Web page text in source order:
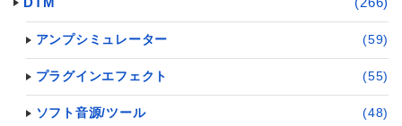
アンプシミュレーター (59)
プラグインエフェクト (55)
ソフト音源/ツール (48)